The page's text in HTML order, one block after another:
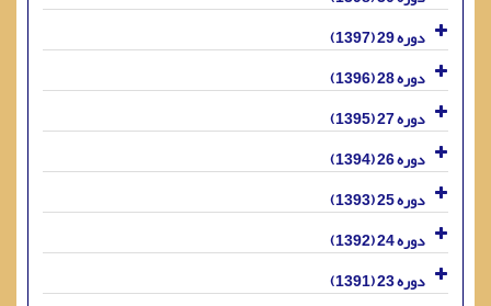
دوره 29 (1397)
دوره 28 (1396)
دوره 27 (1395)
دوره 26 (1394)
دوره 25 (1393)
دوره 24 (1392)
دوره 23 (1391)